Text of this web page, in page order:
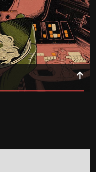
creando piezas